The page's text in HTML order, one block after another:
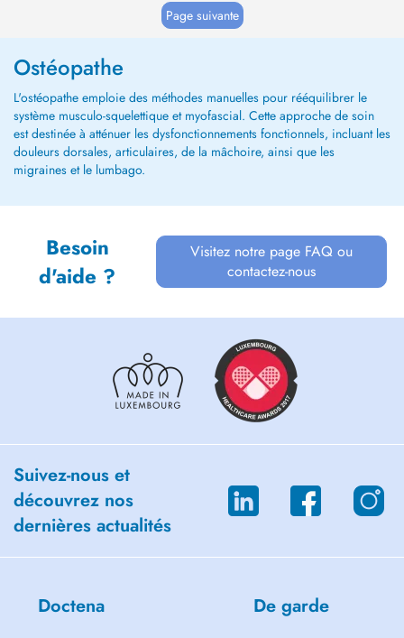
Page suivante
Ostéopathe
L'ostéopathe emploie des méthodes manuelles pour rééquilibrer le
système musculo-squelettique et myofascial. Cette approche de soin
est destinée à atténuer les dysfonctionnements fonctionnels, incluant les
douleurs dorsales, articulaires, de la mâchoire, ainsi que les
migraines et le lumbago.
Besoin
d'aide ?
Visitez notre page FAQ ou
contactez-nous
Suivez-nous et
découvrez nos
dernières actualités
Doctena De garde